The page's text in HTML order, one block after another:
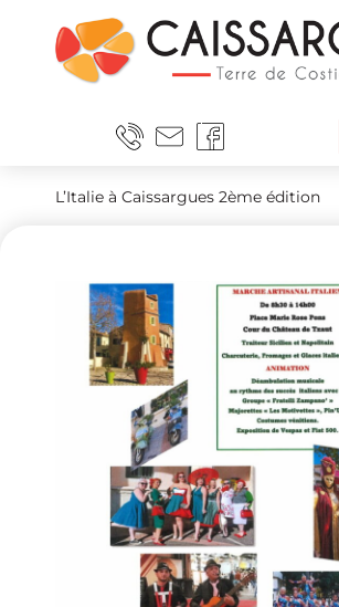
L’Italie à Caissargues 2ème édition